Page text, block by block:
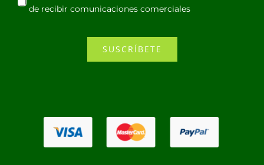
de recibir comunicaciones comerciales
SUSCRÍBETE